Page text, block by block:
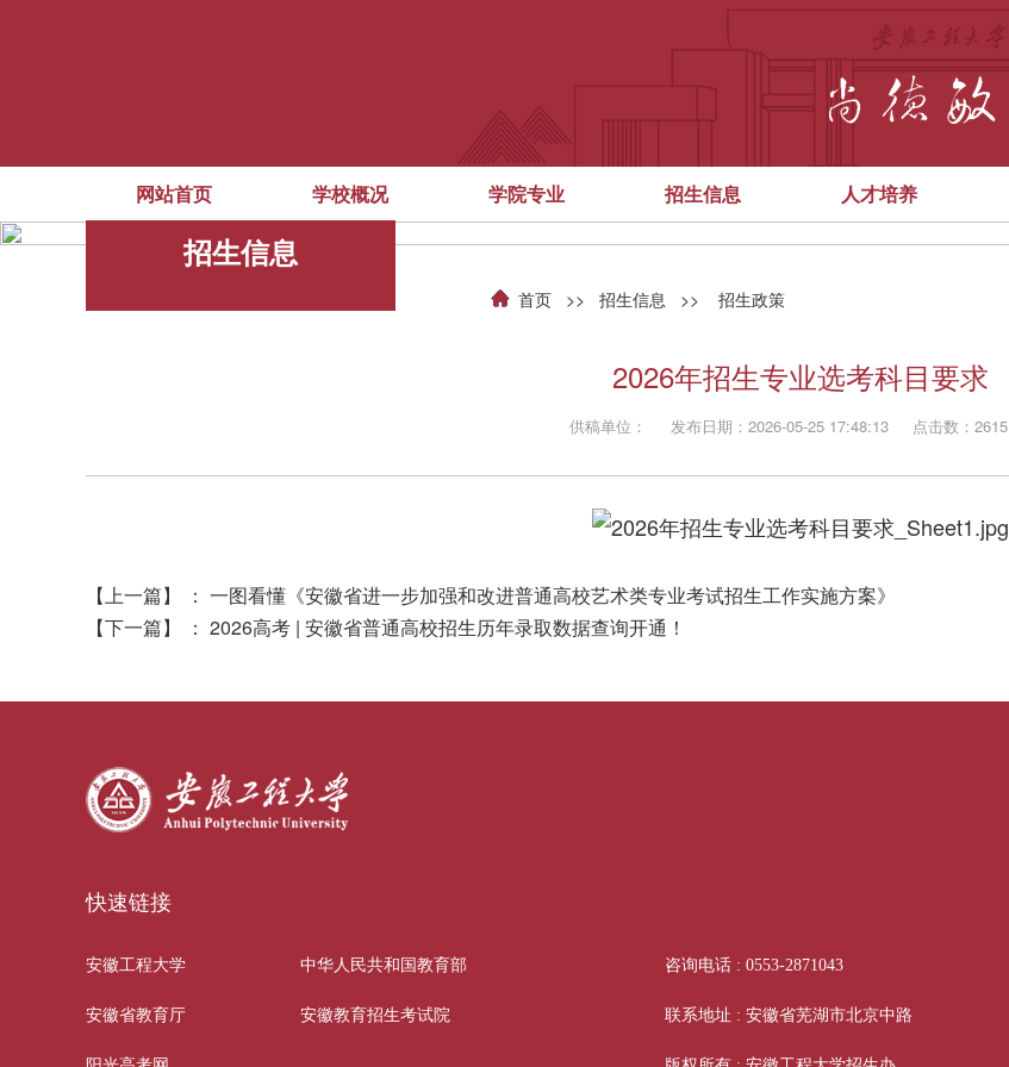
网站首页 学校概况 学院专业 招生信息 人才培养
招生信息
首页 >> 招生信息 >> 招生政策
2026年招生专业选考科目要求
供稿单位： 发布日期：2026-05-25 17:48:13 点击数：2615
【上一篇】 ： 一图看懂《安徽省进一步加强和改进普通高校艺术类专业考试招生工作实施方案》
【下一篇】
： 2026高考 | 安徽省普通高校招生历年录取数据查询开通！
快速链接
安徽工程大学 中华人民共和国教育部
安徽省教育厅 安徽教育招生考试院
咨询电话 : 0553-2871043
联系地址 : 安徽省芜湖市北京中路